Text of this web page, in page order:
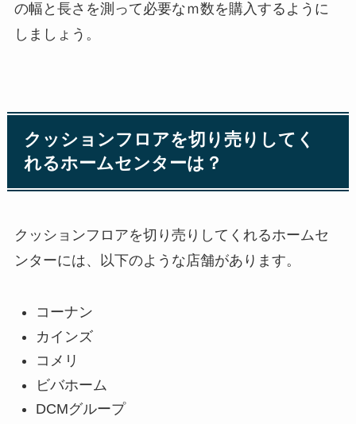
の幅と長さを測って必要なｍ数を購入するように
しましょう。
クッションフロアを切り売りしてく
れるホームセンターは？
クッションフロアを切り売りしてくれるホームセ
ンターには、以下のような店舗があります。
コーナン
カインズ
コメリ
ビバホーム
DCMグループ